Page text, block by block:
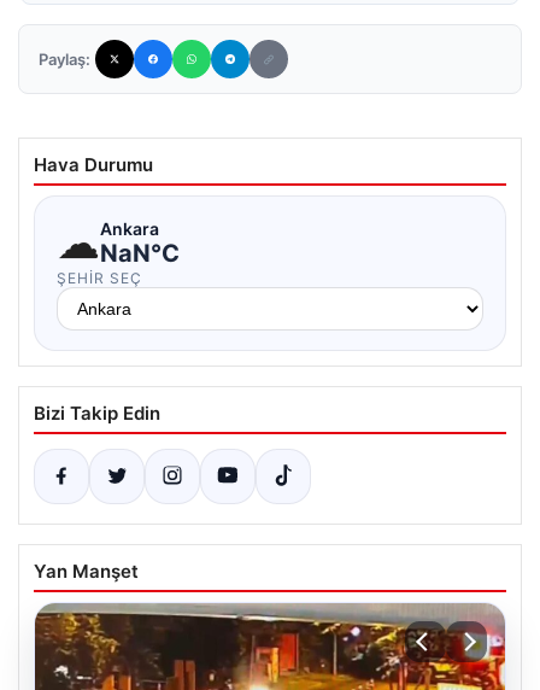
Paylaş:
Hava Durumu
☁Ankara
NaN°C
ŞEHIR SEÇ
Bizi Takip Edin
Yan Manşet